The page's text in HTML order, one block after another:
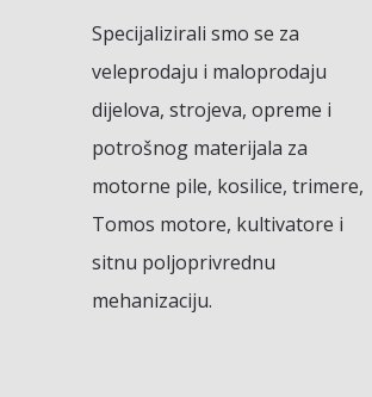
Specijalizirali smo se za
veleprodaju i maloprodaju
dijelova, strojeva, opreme i
potrošnog materijala za
motorne pile, kosilice, trimere,
Tomos motore, kultivatore i
sitnu poljoprivrednu
mehanizaciju.